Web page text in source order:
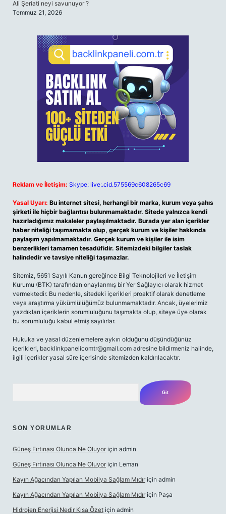
Ali Şeriati neyi savunuyor ?
Temmuz 21, 2026
Reklam ve İletişim: Skype: live:.cid.575569c608265c69
Yasal Uyarı: Bu internet sitesi, herhangi bir marka, kurum veya şahıs
şirketi ile hiçbir bağlantısı bulunmamaktadır. Sitede yalnızca kendi
hazırladığımız makaleler paylaşılmaktadır. Burada yer alan içerikler
haber niteliği taşımamakta olup, gerçek kurum ve kişiler hakkında
paylaşım yapılmamaktadır. Gerçek kurum ve kişiler ile isim
benzerlikleri tamamen tesadüfidir. Sitemizdeki bilgiler taslak
halindedir ve tavsiye niteliği taşımazlar.
Sitemiz, 5651 Sayılı Kanun gereğince Bilgi Teknolojileri ve İletişim
Kurumu (BTK) tarafından onaylanmış bir Yer Sağlayıcı olarak hizmet
vermektedir. Bu nedenle, sitedeki içerikleri proaktif olarak denetleme
veya araştırma yükümlülüğümüz bulunmamaktadır. Ancak, üyelerimiz
yazdıkları içeriklerin sorumluluğunu taşımakta olup, siteye üye olarak
bu sorumluluğu kabul etmiş sayılırlar.
Hukuka ve yasal düzenlemelere aykırı olduğunu düşündüğünüz
içerikleri, backlinkpanelicomtr@gmail.com adresine bildirmeniz halinde,
ilgili içerikler yasal süre içerisinde sitemizden kaldırılacaktır.
SON YORUMLAR
Güneş Fırtınası Olunca Ne Oluyor için admin
Güneş Fırtınası Olunca Ne Oluyor için Leman
Kayın Ağacından Yapılan Mobilya Sağlam Mıdır için admin
Kayın Ağacından Yapılan Mobilya Sağlam Mıdır için Paşa
Hidrojen Enerjisi Nedir Kısa Özet için admin